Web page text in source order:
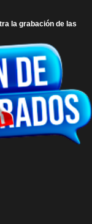
la grabación de las